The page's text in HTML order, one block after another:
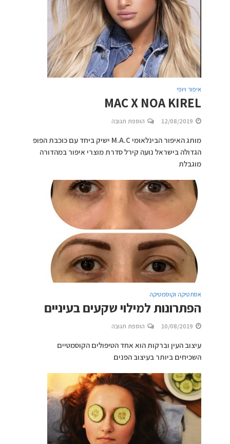
איפור ויופי
MAC X NOA KIREL
12/08/2019 הוספת תגובה
מותג האיפור הבינלאומי M.A.C ישיק ביחד עם כוכבת הפופ
הגדולה בישראל נועה קירל סדרת מוצרי איפור במהדורה
מוגבלת
אסתטיקה וקוסמטיקה
הפתרונות למילוי שקעים בעיניים
10/08/2019 הוספת תגובה
עיצוב העין וברקות הוא אחד הטיפולים הקוסמטיים
השכיחים ביותר בעיצוב הפנים